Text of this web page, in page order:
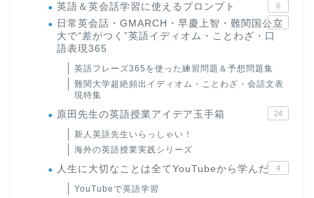
英語＆英会話学習に使えるプロンプト 6
日常英会話・GMARCH・早慶上智・難関国公立
大で“差がつく”英語イディオム・ことわざ・口
語表現365
22
英語フレーズ365を使った練習問題＆予想問題集
難関大学超絶頻出イディオム・ことわざ・会話文表
現特集
原田先生の英語授業アイデア玉手箱 24
新人英語先生いらっしゃい！
海外の英語授業実践シリーズ
人生に大切なことは全てYouTubeから学んだ 4
YouTubeで英語学習